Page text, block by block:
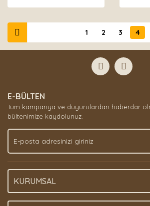
1 2 3 4
E-BÜLTEN
Tüm kampanya ve duyurulardan haberdar
bültenimize kaydolunuz.
KURUMSAL